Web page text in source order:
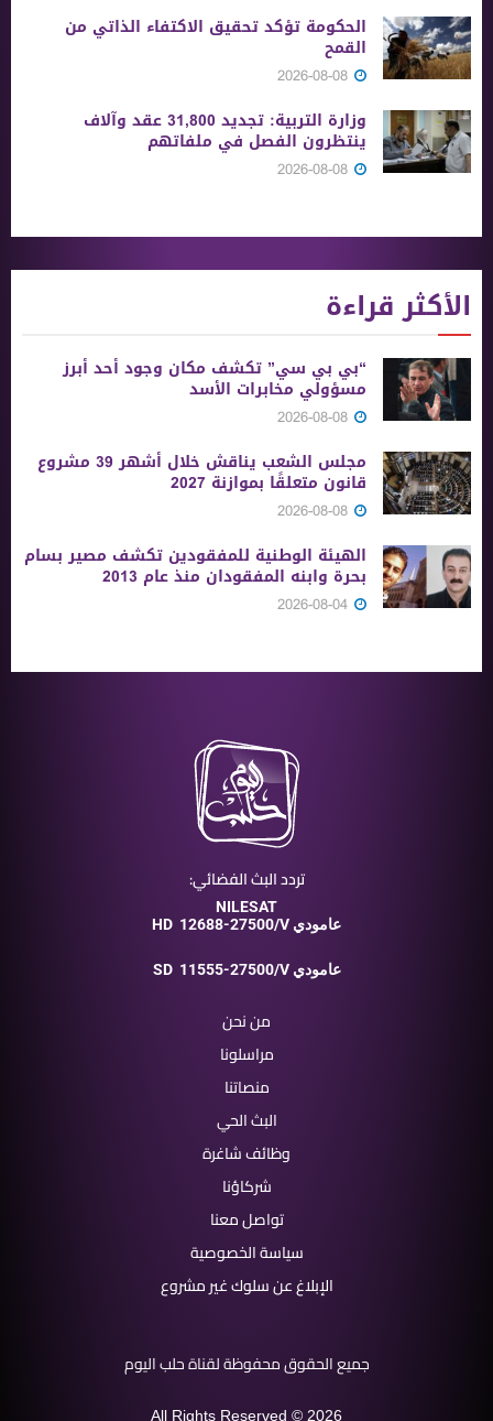
الحكومة تؤكد تحقيق الاكتفاء الذاتي من
القمح
وزارة التربية: تجديد 31,800 عقد وآلاف
ينتظرون الفصل في ملفاتهم
الأكثر قراءة
“بي بي سي” تكشف مكان وجود أحد أبرز
مسؤولي مخابرات الأسد
مجلس الشعب يناقش خلال أشهر 39 مشروع
قانون متعلقًا بموازنة 2027
الهيئة الوطنية للمفقودين تكشف مصير بسام
بحرة وابنه المفقودان منذ عام 2013
تردد البث الفضائي:
NILESAT
HD
12688-27500/V عامودي
SD 11555-27500/V عامودي
من نحن
مراسلونا
منصاتنا
البث الحي
وظائف شاغرة
شركاؤنا
تواصل معنا
سياسة الخصوصية
الإبلاغ عن سلوك غير مشروع
جميع الحقوق محفوظة لقناة حلب اليوم
All Rights Reserved © 2026